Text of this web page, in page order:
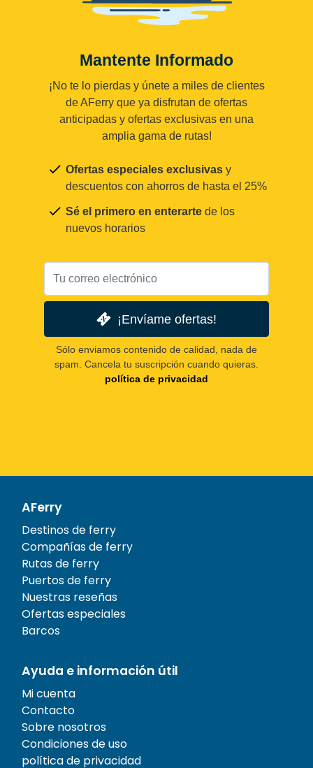
Mantente Informado
¡No te lo pierdas y únete a miles de clientes
de AFerry que ya disfrutan de ofertas
anticipadas y ofertas exclusivas en una
amplia gama de rutas!
Ofertas especiales exclusivas y
descuentos con ahorros de hasta el 25%
Sé el primero en enterarte de los
nuevos horarios
¡Envíame ofertas!
Sólo enviamos contenido de calidad, nada de
spam. Cancela tu suscripción cuando quieras.
política de privacidad
AFerry
Destinos de ferry
Compañías de ferry
Rutas de ferry
Puertos de ferry
Nuestras reseñas
Ofertas especiales
Barcos
Ayuda e información útil
Mi cuenta
Contacto
Sobre nosotros
Condiciones de uso
política de privacidad